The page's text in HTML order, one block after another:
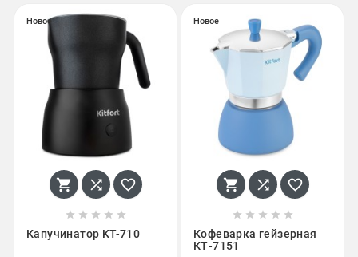
Новое
  
    
Капучинатор KT-710
Новое
  
    
Кофеварка гейзерная
КТ-7151